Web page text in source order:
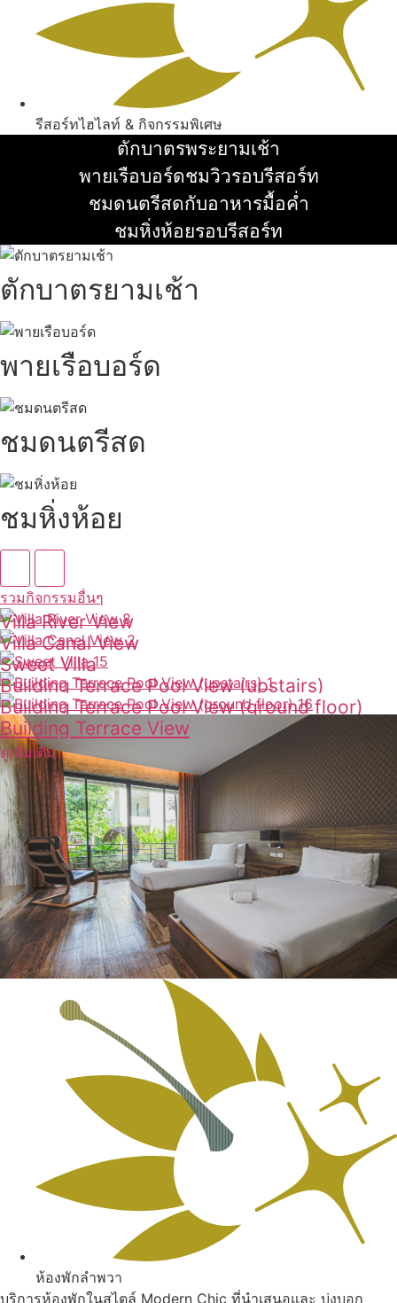
รีสอร์ทไฮไลท์ & กิจกรรมพิเศษ
ตักบาตรพระยามเช้า
อ่านเพิ่ม
พายเรือบอร์ดชมวิวรอบรีสอร์ท
อ่านเพิ่ม
ชมดนตรีสดกับอาหารมื้อค่ำ
อ่านเพิ่ม
ชมหิ่งห้อยรอบรีสอร์ท
ตักบาตรยามเช้า
พายเรือบอร์ด
ชมดนตรีสด
ชมหิ่งห้อย
รวมกิจกรรมอื่นๆ
Villa River View
ดูเพิ่มเติม
Villa Canal View
ดูเพิ่มเติม
Sweet Villa
ดูเพิ่มเติม
Building Terrace Pool View (upstairs)
ดูเพิ่มเติม
Building Terrace Pool View (ground floor)
ดูเพิ่มเติม
Building Terrace View
ดูเพิ่มเติม
ห้องพักลำพวา
บริการห้องพักในสไตล์ Modern Chic ที่นำเสนอและ บ่งบอก